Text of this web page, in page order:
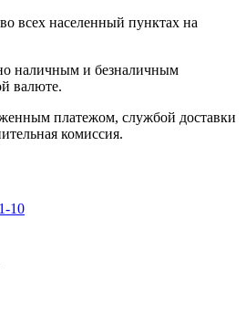
всех населенный пунктах на
наличным и безналичным
валюте.
платежом, службой доставки
комиссия.
10